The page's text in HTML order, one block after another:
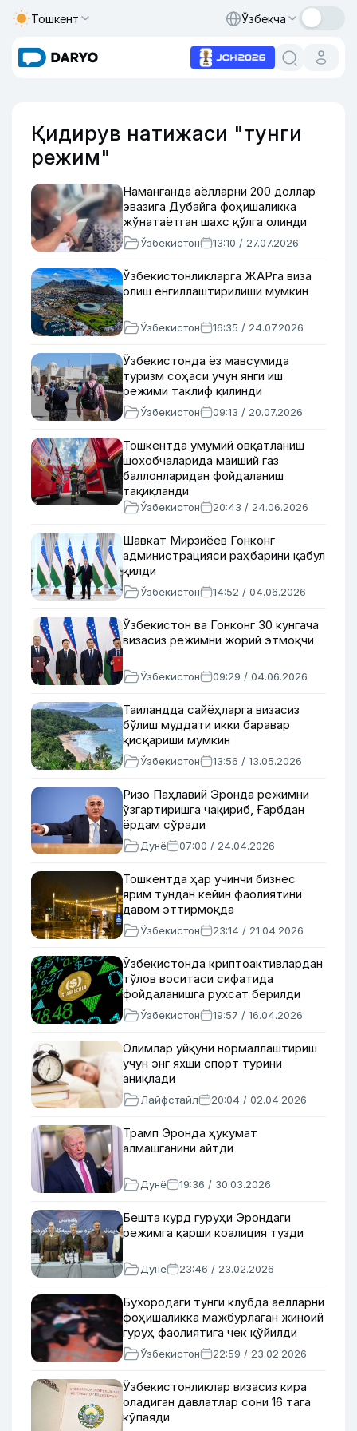
Тошкент Ўзбекча
Қидирув натижаси "тунги
режим"
Наманганда аёлларни 200 доллар
эвазига Дубайга фоҳишаликка
жўнатаётган шахс қўлга олинди
Ўзбекистон 13:10 / 27.07.2026
Ўзбекистонликларга ЖАРга виза
олиш енгиллаштирилиши мумкин
Ўзбекистон 16:35 / 24.07.2026
Ўзбекистонда ёз мавсумида
туризм соҳаси учун янги иш
режими таклиф қилинди
Ўзбекистон 09:13 / 20.07.2026
Тошкентда умумий овқатланиш
шохобчаларида маиший газ
баллонларидан фойдаланиш
тақиқланди
Ўзбекистон 20:43 / 24.06.2026
Шавкат Мирзиёев Гонконг
администрацияси раҳбарини қабул
қилди
Ўзбекистон 14:52 / 04.06.2026
Ўзбекистон ва Гонконг 30 кунгача
визасиз режимни жорий этмоқчи
Ўзбекистон 09:29 / 04.06.2026
Таиландда сайёҳларга визасиз
бўлиш муддати икки баравар
қисқариши мумкин
Ўзбекистон 13:56 / 13.05.2026
Ризо Паҳлавий Эронда режимни
ўзгартиришга чақириб, Ғарбдан
ёрдам сўради
Дунё 07:00 / 24.04.2026
Тошкентда ҳар учинчи бизнес
ярим тундан кейин фаолиятини
давом эттирмоқда
Ўзбекистон 23:14 / 21.04.2026
Ўзбекистонда криптоактивлардан
тўлов воситаси сифатида
фойдаланишга рухсат берилди
Ўзбекистон 19:57 / 16.04.2026
Олимлар уйқуни нормаллаштириш
учун энг яхши спорт турини
аниқлади
Лайфстайл 20:04 / 02.04.2026
Трамп Эронда ҳукумат
алмашганини айтди
Дунё 19:36 / 30.03.2026
Бешта курд гуруҳи Эрондаги
режимга қарши коалиция тузди
Дунё 23:46 / 23.02.2026
Бухородаги тунги клубда аёлларни
фоҳишаликка мажбурлаган жиноий
гуруҳ фаолиятига чек қўйилди
Ўзбекистон 22:59 / 23.02.2026
Ўзбекистонликлар визасиз кира
оладиган давлатлар сони 16 тага
кўпаяди